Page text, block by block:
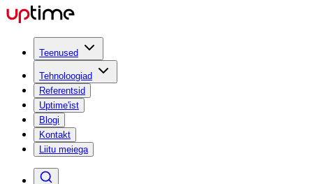
Teenused
Tehnoloogiad
Referentsid
Uptime'ist
Blogi
Kontakt
Liitu meiega